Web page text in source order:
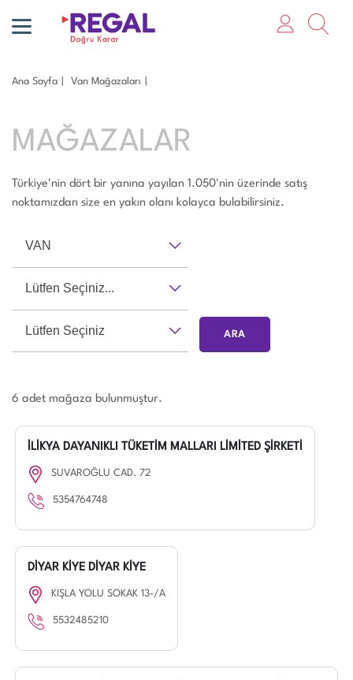
Ana Sayfa Van Mağazaları
MAĞAZALAR
Türkiye'nin dört bir yanına yayılan 1.050'nin üzerinde satış
noktamızdan size en yakın olanı kolayca bulabilirsiniz.
VAN
Lütfen Seçiniz...
Lütfen Seçiniz
6 adet mağaza bulunmuştur.
İLİKYA DAYANIKLI TÜKETİM MALLARI LİMİTED ŞİRKETİ
SUVAROĞLU CAD. 72
5354764748
DİYAR KİYE DİYAR KİYE
KIŞLA YOLU SOKAK 13-/A
5532485210